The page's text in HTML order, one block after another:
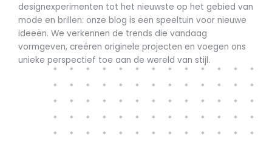
designexperimenten tot het nieuwste op het gebied van
mode en brillen: onze blog is een speeltuin voor nieuwe
ideeën. We verkennen de trends die vandaag
vormgeven, creëren originele projecten en voegen ons
unieke perspectief toe aan de wereld van stijl.